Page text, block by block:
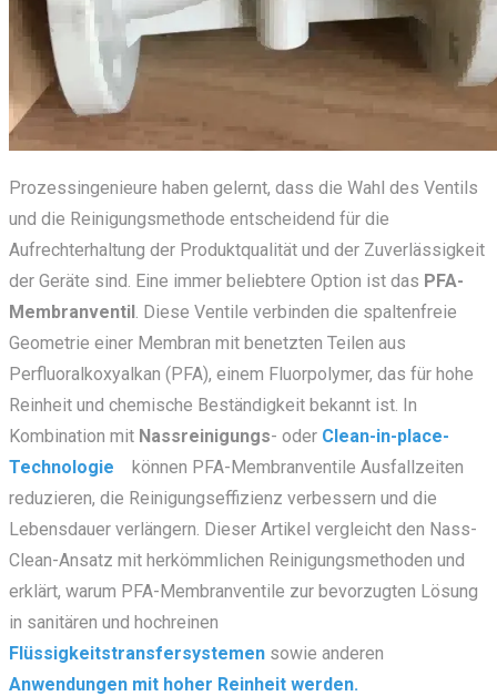
Prozessingenieure haben gelernt, dass die Wahl des Ventils
und die Reinigungsmethode entscheidend für die
Aufrechterhaltung der Produktqualität und der Zuverlässigkeit
der Geräte sind. Eine immer beliebtere Option ist das PFA-
Membranventil. Diese Ventile verbinden die spaltenfreie
Geometrie einer Membran mit benetzten Teilen aus
Perfluoralkoxyalkan (PFA), einem Fluorpolymer, das für hohe
Reinheit und chemische Beständigkeit bekannt ist. In
Kombination mit Nassreinigungs- oder Clean-in-place-
Technologie
können PFA-Membranventile Ausfallzeiten
reduzieren, die Reinigungseffizienz verbessern und die
Lebensdauer verlängern. Dieser Artikel vergleicht den Nass-
Clean-Ansatz mit herkömmlichen Reinigungsmethoden und
erklärt, warum PFA-Membranventile zur bevorzugten Lösung
in sanitären und hochreinen
Flüssigkeitstransfersystemensowie anderen
Anwendungen mit hoher Reinheitwerden.